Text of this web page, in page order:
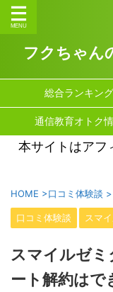
フクちゃん
総合ランキング
通信教育オトク
本サイトはアフ
HOME >口コミ体験談 >
口コミ体験談 スマ
スマイルゼ
ート解約はで